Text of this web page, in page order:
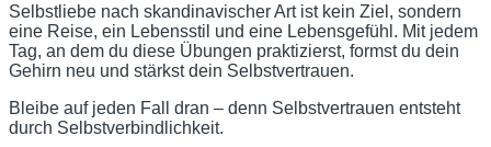
Selbstliebe nach skandinavischer Art ist kein Ziel, sondern
eine Reise, ein Lebensstil und eine Lebensgefühl. Mit jedem
Tag, an dem du diese Übungen praktizierst, formst du dein
Gehirn neu und stärkst dein Selbstvertrauen.
Bleibe auf jeden Fall dran – denn Selbstvertrauen entsteht
durch Selbstverbindlichkeit.